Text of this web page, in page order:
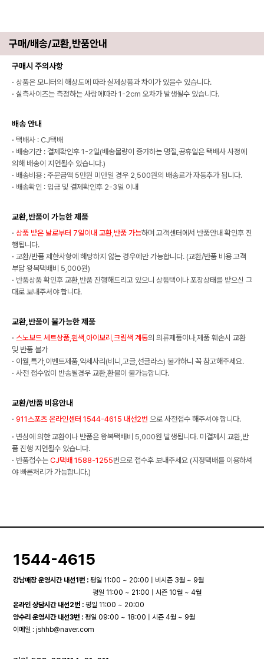
구매/배송/교환,반품안내
구매시 주의사항
· 상품은 모니터의 해상도에 따라 실제상품과 차이가 있을수 있습니다.
· 실측사이즈는 측정하는 사람에따라 1-2cm 오차가 발생될수 있습니다.
배송 안내
· 택배사 : CJ택배
· 배송기간 : 결제확인후 1-2일(배송물량이 증가하는 명절,공휴일은 택배사 사정에
의해 배송이 지연될수 있습니다.)
· 배송비용 : 주문금액 5만원 미만일 경우 2,500원의 배송료가 자동추가 됩니다.
· 배송확인 : 입금 및 결제확인후 2-3일 이내
교환,반품이 가능한 제품
· 상품 받은 날로부터 7일이내 교환,반품 가능하며 고객센터에서 반품안내 확인후 진
행됩니다.
· 교환/반품 제한사항에 해당하지 않는 경우에만 가능합니다. (교환/반품 비용 고객
부담 왕복택배비 5,000원)
· 반품상품 확인후 교환,반품 진행해드리고 있으니 상품택이나 포장상태를 받으신 그
대로 보내주셔야 합니다.
교환,반품이 불가능한 제품
· 스노보드 세트상품,흰색,아이보리,크림색 계통의 의류제품이나,제품 훼손시 교환
및 반품 불가
· 이월,특가,이벤트제품,악세사리(비니,고글,선글라스) 불가하니 꼭 참고해주세요.
· 사전 접수없이 반송될경우 교환,환불이 불가능합니다.
교환/반품 비용안내
· 911스포츠 온라인센터 1544-4615 내선2번 으로 사전접수 해주셔야 합니다.
· 변심에 의한 교환이나 반품은 왕복택배비 5,000원 발생됩니다. 미결제시 교환,반
품 진행 지연될수 있습니다.
· 반품접수는 CJ택배 1588-1255번으로 접수후 보내주세요 (지정택배를 이용하셔
야 빠른처리가 가능합니다.)
1544-4615
강남매장 운영시간 내선1번 : 평일 11:00 ~ 20:00 | 비시즌 3월 ~ 9월
평일 11:00 ~ 21:00 | 시즌 10월 ~ 4월
온라인 상담시간 내선2번 : 평일 11:00 ~ 20:00
양수리 운영시간 내선3번 : 평일 09:00 ~ 18:00 | 시즌 4월 ~ 9월
이메일 :jshhb@naver.com